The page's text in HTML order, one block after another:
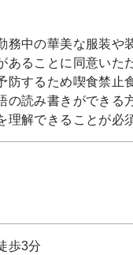
務中の華美な服装や
あることに同意いた
防するため喫食禁止
の読み書きができる
理解できることが必
歩3分